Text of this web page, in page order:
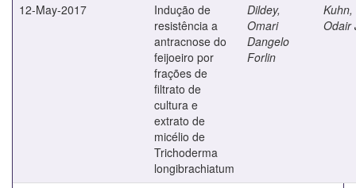
12-May-2017
Indução de
resistência a
antracnose do
feijoeiro por
frações de
filtrato de
cultura e
extrato de
micélio de
Trichoderma
longibrachiatum
Dildey,
Omari
Dangelo
Forlin
Kuhn,
Odair